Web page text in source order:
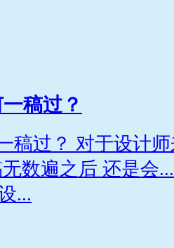
稿过？
稿过？ 对于设计
数遍之后 还是会
...